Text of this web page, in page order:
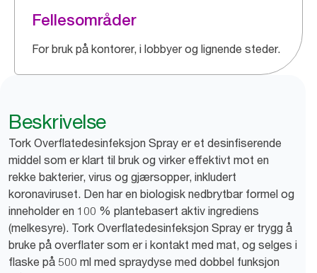
Fellesområder
For bruk på kontorer, i lobbyer og lignende steder.
Beskrivelse
Tork Overflatedesinfeksjon Spray er et desinfiserende
middel som er klart til bruk og virker effektivt mot en
rekke bakterier, virus og gjærsopper, inkludert
koronaviruset. Den har en biologisk nedbrytbar formel og
inneholder en 100 % plantebasert aktiv ingrediens
(melkesyre). Tork Overflatedesinfeksjon Spray er trygg å
bruke på overflater som er i kontakt med mat, og selges i
flaske på 500 ml med spraydyse med dobbel funksjon